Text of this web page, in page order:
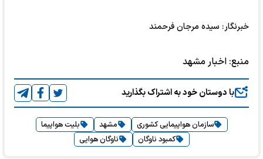
خبرنگار: سیده مرجان فرحمند
منبع: اخبار مشهد
با دوستان خود به اشتراک بگذارید
سازمان هواپیمایی کشوری مشهد
بلیت هواپیما
کمبود ناوگان
ناوگان هوایی